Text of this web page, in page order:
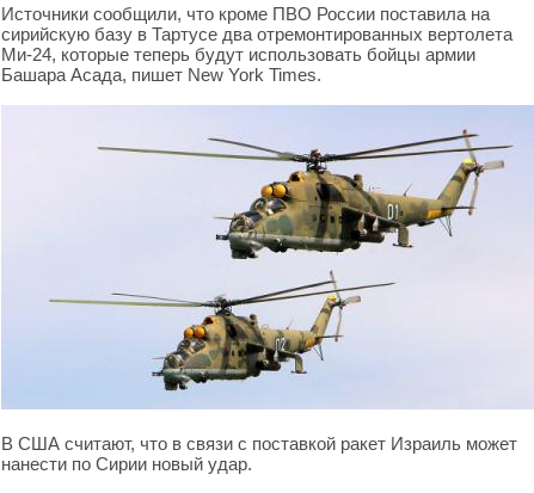
Источники сообщили, что кроме ПВО России поставила на
сирийскую базу в Тартусе два отремонтированных вертолета
Ми-24, которые теперь будут использовать бойцы армии
Башара Асада, пишет New York Times.
В США считают, что в связи с поставкой ракет Израиль может
нанести по Сирии новый удар.